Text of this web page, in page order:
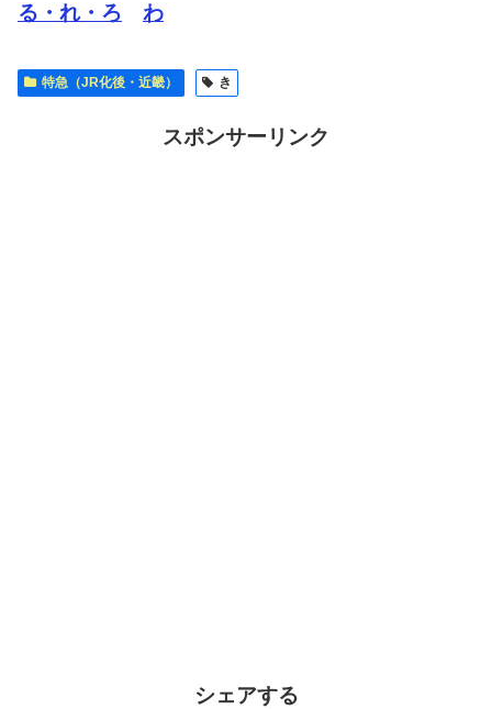
る・れ・ろ
わ
特急（JR化後・近畿） き
スポンサーリンク
シェアする